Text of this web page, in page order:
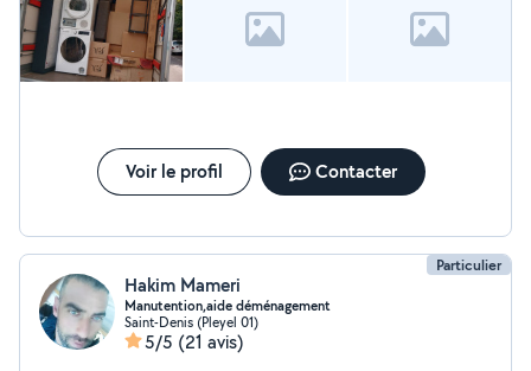
Voir le profil Contacter
Particulier
Hakim Mameri
Manutention,aide déménagement
Saint-Denis (Pleyel 01)
5/5 (21 avis)